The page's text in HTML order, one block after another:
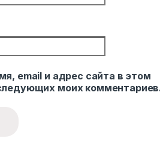
email и адрес сайта в этом
моих